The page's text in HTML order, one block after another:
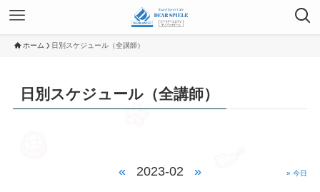
ホーム 日別スケジュール（全講師）
日別スケジュール（全講師）
« 2023-02 » » 今日